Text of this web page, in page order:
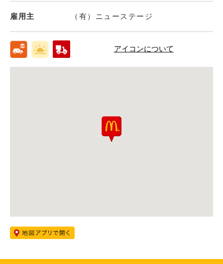
雇用主 （有）ニューステージ
アイコンについて